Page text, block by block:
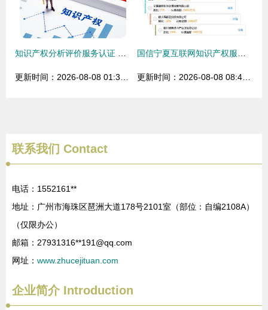
联系我们 Contact
电话：1552161**
地址：广州市海珠区琶洲大道178号2101室（部位：自编2108A）
（仅限办公）
邮箱：27931316**191@qq.com
网址： www.zhucejituan.com
企业简介Introduction